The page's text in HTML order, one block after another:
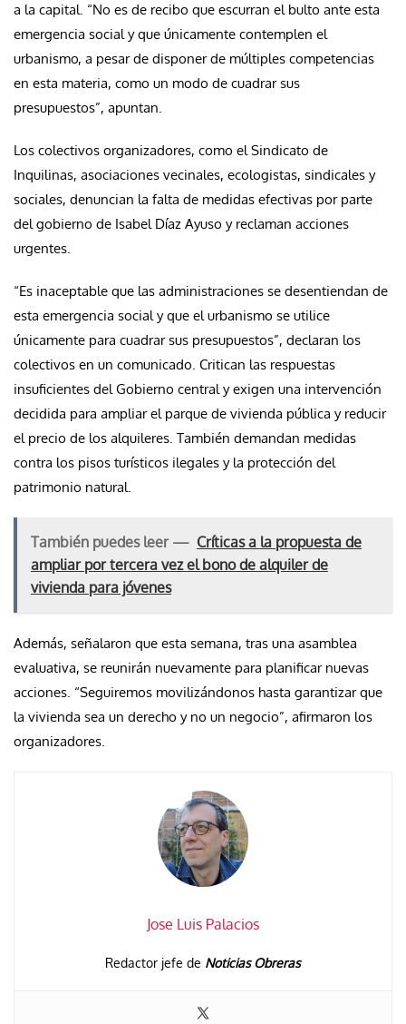
a la capital. “No es de recibo que escurran el bulto ante esta
emergencia social y que únicamente contemplen el
urbanismo, a pesar de disponer de múltiples competencias
en esta materia, como un modo de cuadrar sus
presupuestos”, apuntan.
Los colectivos organizadores, como el Sindicato de
Inquilinas, asociaciones vecinales, ecologistas, sindicales y
sociales, denuncian la falta de medidas efectivas por parte
del gobierno de Isabel Díaz Ayuso y reclaman acciones
urgentes.
“Es inaceptable que las administraciones se desentiendan de
esta emergencia social y que el urbanismo se utilice
únicamente para cuadrar sus presupuestos”, declaran los
colectivos en un comunicado. Critican las respuestas
insuficientes del Gobierno central y exigen una intervención
decidida para ampliar el parque de vivienda pública y reducir
el precio de los alquileres. También demandan medidas
contra los pisos turísticos ilegales y la protección del
patrimonio natural.
También puedes leer — Críticas a la propuesta de
ampliar por tercera vez el bono de alquiler de
vivienda para jóvenes
Además, señalaron que esta semana, tras una asamblea
evaluativa, se reunirán nuevamente para planificar nuevas
acciones. “Seguiremos movilizándonos hasta garantizar que
la vivienda sea un derecho y no un negocio”, afirmaron los
organizadores.
Jose Luis Palacios
Redactor jefe de Noticias Obreras